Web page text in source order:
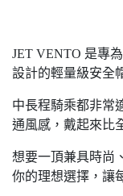
JET VENTO 是專
設計的輕量級安全
中長程騎乘都非常
通風感，戴起來比
想要一頂兼具時尚
你的理想選擇，讓